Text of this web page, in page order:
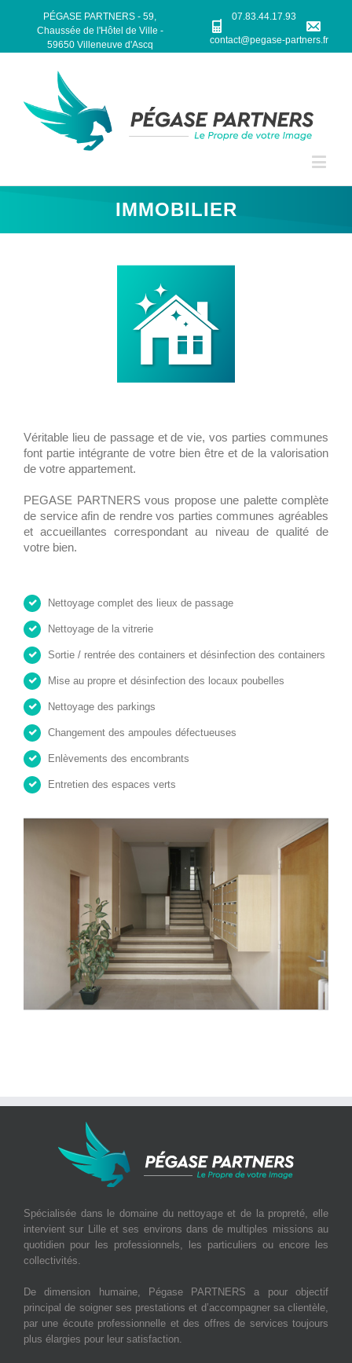
PÉGASE PARTNERS - 59,
Chaussée de l'Hôtel de Ville -
59650 Villeneuve d'Ascq
07.83.44.17.93
contact@pegase-partners.fr
IMMOBILIER
Véritable lieu de passage et de vie, vos parties communes
font partie intégrante de votre bien être et de la valorisation
de votre appartement.
PEGASE PARTNERS vous propose une palette complète
de service afin de rendre vos parties communes agréables
et accueillantes correspondant au niveau de qualité de
votre bien.
Nettoyage complet des lieux de passage
Nettoyage de la vitrerie
Sortie / rentrée des containers et désinfection des containers
Mise au propre et désinfection des locaux poubelles
Nettoyage des parkings
Changement des ampoules défectueuses
Enlèvements des encombrants
Entretien des espaces verts
Spécialisée dans le domaine du nettoyage et de la propreté, elle
intervient sur Lille et ses environs dans de multiples missions au
quotidien pour les professionnels, les particuliers ou encore les
collectivités.
De dimension humaine, Pégase PARTNERS a pour objectif
principal de soigner ses prestations et d’accompagner sa clientèle,
par une écoute professionnelle et des offres de services toujours
plus élargies pour leur satisfaction.